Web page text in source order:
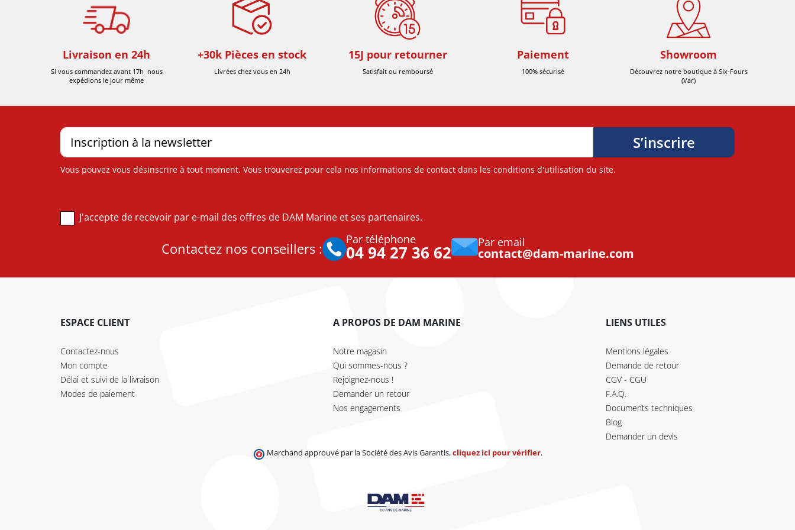
Livraison en 24h
Si vous commandez avant 17h nous
expédions le jour même
+30k Pièces en stock
Livrées chez vous en 24h
15J pour retourner
Satisfait ou remboursé
Paiement
100% sécurisé
Showroom
Découvrez notre boutique à Six-Fours
(Var)
Vous pouvez vous désinscrire à tout moment. Vous trouverez pour cela nos informations de contact dans les conditions d'utilisation du site.
J'accepte de recevoir par e-mail des offres de DAM Marine et ses partenaires.
Contactez nos conseillers :
Par téléphone
04 94 27 36 62 Par email
contact@dam-marine.com
ESPACE CLIENT
Contactez-nous
Mon compte
Délai et suivi de la livraison
Modes de paiement
A PROPOS DE DAM MARINE
Notre magasin
Qui sommes-nous ?
Rejoignez-nous !
Demander un retour
Nos engagements
LIENS UTILES
Mentions légales
Demande de retour
CGV - CGU
F.A.Q.
Documents techniques
Blog
Demander un devis
Marchand approuvé par la Société des Avis Garantis,cliquez ici pour vérifier.